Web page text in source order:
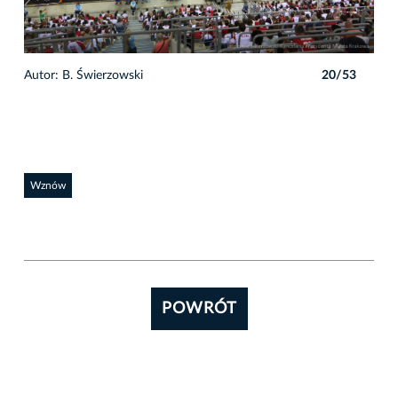
Autor: B. Świerzowski 20/53
Wznów
POWRÓT